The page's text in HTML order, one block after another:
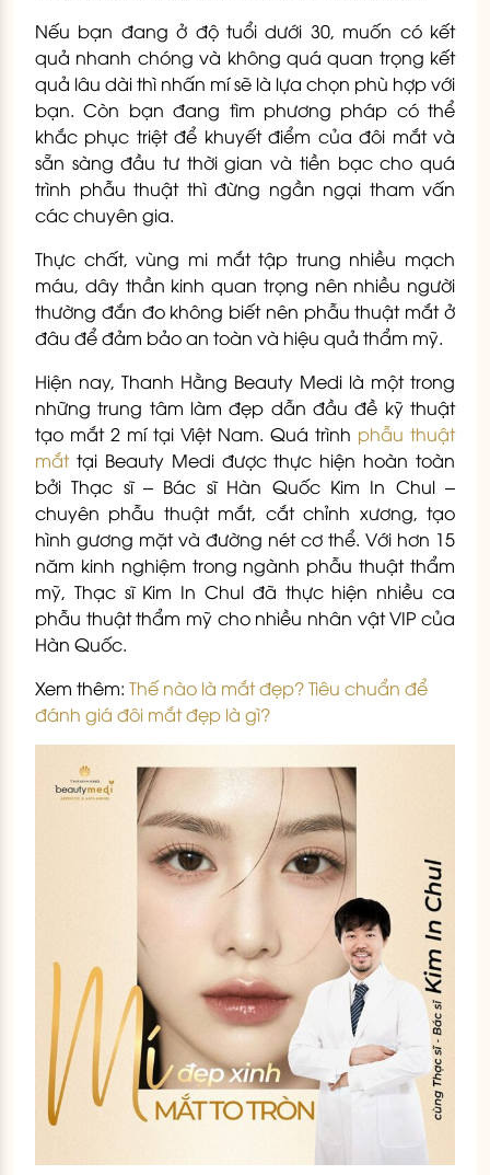
Nếu bạn đang ở độ tuổi dưới 30, muốn có kết
quả nhanh chóng và không quá quan trọng kết
quả lâu dài thì nhấn mí sẽ là lựa chọn phù hợp với
bạn. Còn bạn đang tìm phương pháp có thể
khắc phục triệt để khuyết điểm của đôi mắt và
sẵn sàng đầu tư thời gian và tiền bạc cho quá
trình phẫu thuật thì đừng ngần ngại tham vấn
các chuyên gia.
Thực chất, vùng mi mắt tập trung nhiều mạch
máu, dây thần kinh quan trọng nên nhiều người
thường đắn đo không biết nên phẫu thuật mắt ở
đâu để đảm bảo an toàn và hiệu quả thẩm mỹ.
Hiện nay, Thanh Hằng Beauty Medi là một trong
những trung tâm làm đẹp dẫn đầu đề kỹ thuật
tạo mắt 2 mí tại Việt Nam. Quá trình phẫu thuật
mắttại Beauty Medi được thực hiện hoàn toàn
bởi Thạc sĩ – Bác sĩ Hàn Quốc Kim In Chul –
chuyên phẫu thuật mắt, cắt chỉnh xương, tạo
hình gương mặt và đường nét cơ thể. Với hơn 15
năm kinh nghiệm trong ngành phẫu thuật thẩm
mỹ, Thạc sĩ Kim In Chul đã thực hiện nhiều ca
phẫu thuật thẩm mỹ cho nhiều nhân vật VIP của
Hàn Quốc.
Xem thêm: Thế nào là mắt đẹp? Tiêu chuẩn để
đánh giá đôi mắt đẹp là gì?